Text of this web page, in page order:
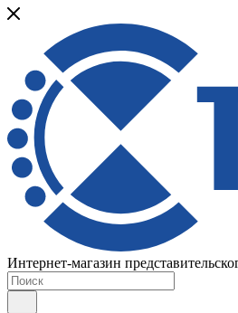
Интернет-магазин